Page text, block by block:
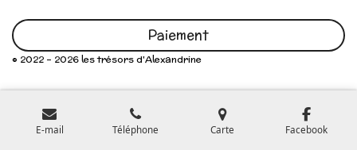
Paiement
© 2022 - 2026 les trésors d'Alexandrine
E-mail Téléphone Carte Facebook